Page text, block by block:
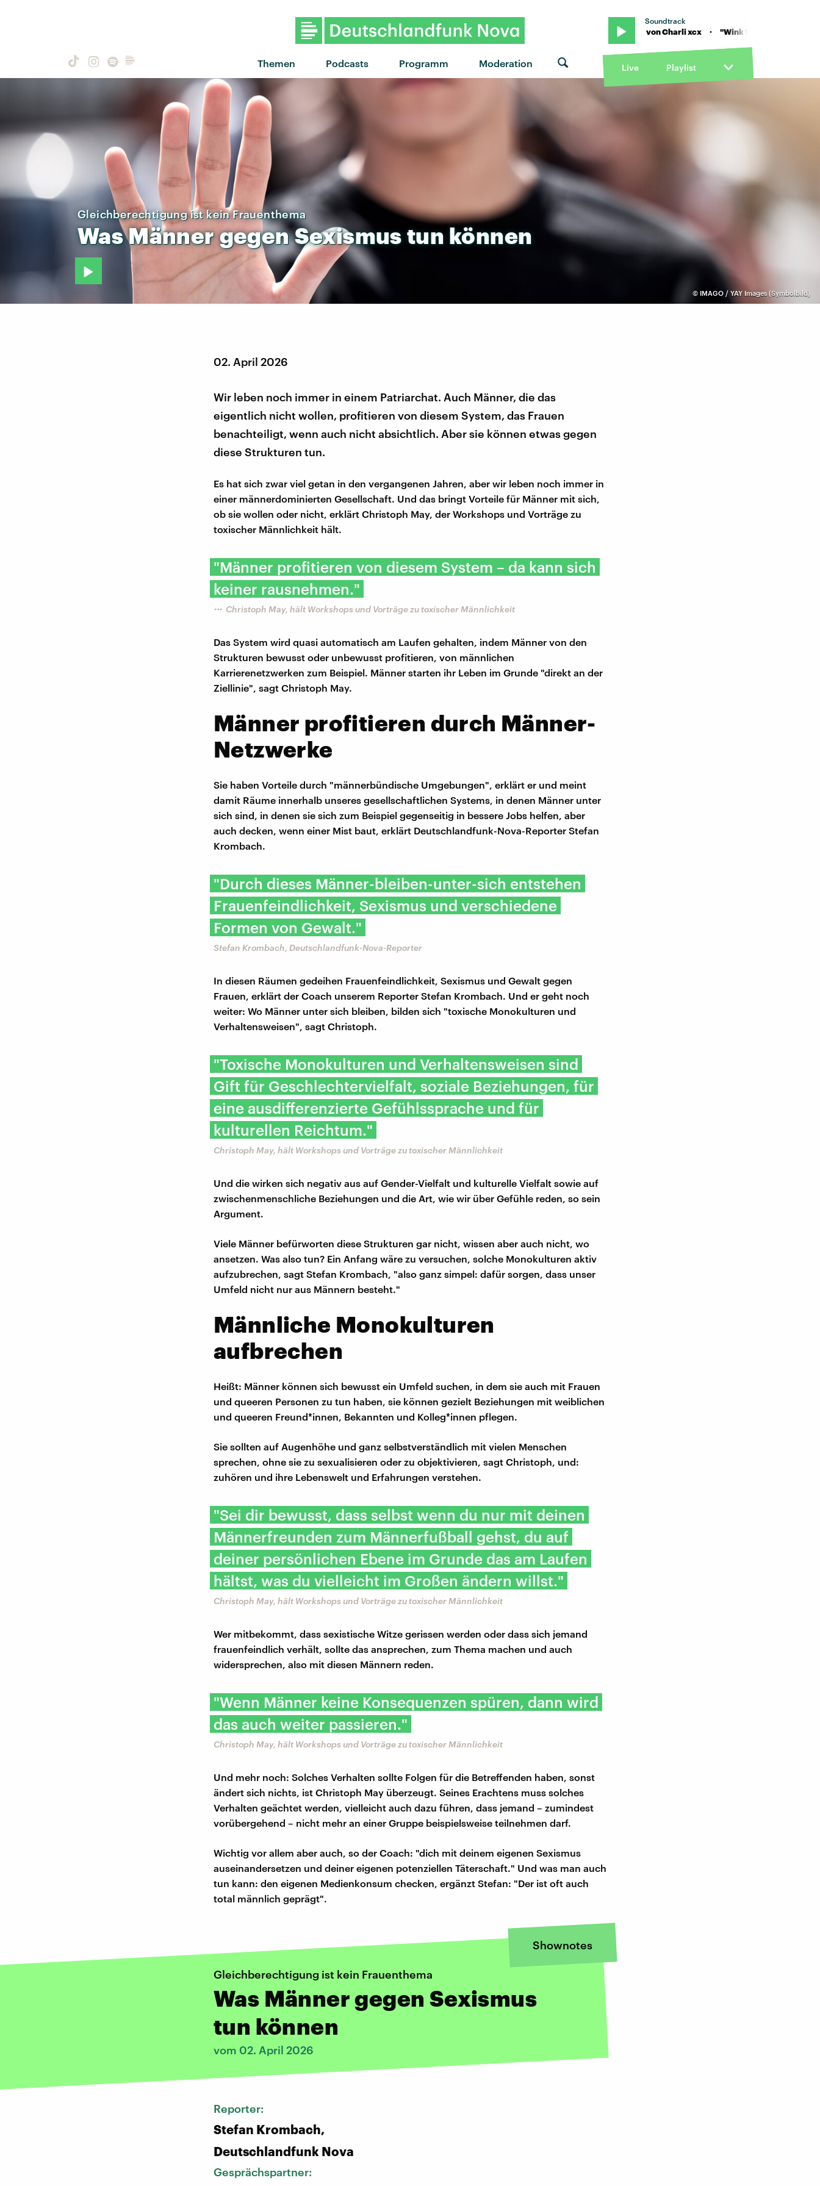
Themen Podcasts Programm Moderation
Soundtrack
"Wink Wink" von Charli xcx · "Wink Wink" von Charli xcx · "Wink Wink" von Charli xcx
Live Playlist
© IMAGO / YAY Images (Symbolbild)
Gleichberechtigung ist kein Frauenthema
WasMännergegenSexismustun können
02. April 2026
Wir leben noch immer in einem Patriarchat. Auch Männer, die das
eigentlich nicht wollen, profitieren von diesem System, das Frauen
benachteiligt, wenn auch nicht absichtlich. Aber sie können etwas gegen
diese Strukturen tun.
Es hat sich zwar viel getan in den vergangenen Jahren, aber wir leben noch immer in
einer männerdominierten Gesellschaft. Und das bringt Vorteile für Männer mit sich,
ob sie wollen oder nicht, erklärt Christoph May, der Workshops und Vorträge zu
toxischer Männlichkeit hält.
"Männer profitieren von diesem System – da kann sich
keiner rausnehmen."
Christoph May, hält Workshops und Vorträge zu toxischer Männlichkeit
Das System wird quasi automatisch am Laufen gehalten, indem Männer von den
Strukturen bewusst oder unbewusst profitieren, von männlichen
Karrierenetzwerken zum Beispiel. Männer starten ihr Leben im Grunde "direkt an der
Ziellinie", sagt Christoph May.
Männer profitieren durch Männer-
Netzwerke
Sie haben Vorteile durch "männerbündische Umgebungen", erklärt er und meint
damit Räume innerhalb unseres gesellschaftlichen Systems, in denen Männer unter
sich sind, in denen sie sich zum Beispiel gegenseitig in bessere Jobs helfen, aber
auch decken, wenn einer Mist baut, erklärt Deutschlandfunk-Nova-Reporter Stefan
Krombach.
"Durch dieses Männer-bleiben-unter-sich entstehen
Frauenfeindlichkeit, Sexismus und verschiedene
Formen von Gewalt."
Stefan Krombach, Deutschlandfunk-Nova-Reporter
In diesen Räumen gedeihen Frauenfeindlichkeit, Sexismus und Gewalt gegen
Frauen, erklärt der Coach unserem Reporter Stefan Krombach. Und er geht noch
weiter: Wo Männer unter sich bleiben, bilden sich "toxische Monokulturen und
Verhaltensweisen", sagt Christoph.
"Toxische Monokulturen und Verhaltensweisen sind
Gift für Geschlechtervielfalt, soziale Beziehungen, für
eine ausdifferenzierte Gefühlssprache und für
kulturellen Reichtum."
Christoph May, hält Workshops und Vorträge zu toxischer Männlichkeit
Und die wirken sich negativ aus auf Gender-Vielfalt und kulturelle Vielfalt sowie auf
zwischenmenschliche Beziehungen und die Art, wie wir über Gefühle reden, so sein
Argument.
Viele Männer befürworten diese Strukturen gar nicht, wissen aber auch nicht, wo
ansetzen. Was also tun? Ein Anfang wäre zu versuchen, solche Monokulturen aktiv
aufzubrechen, sagt Stefan Krombach, "also ganz simpel: dafür sorgen, dass unser
Umfeld nicht nur aus Männern besteht."
Männliche Monokulturen
aufbrechen
Heißt: Männer können sich bewusst ein Umfeld suchen, in dem sie auch mit Frauen
und queeren Personen zu tun haben, sie können gezielt Beziehungen mit weiblichen
und queeren Freund*innen, Bekannten und Kolleg*innen pflegen.
Sie sollten auf Augenhöhe und ganz selbstverständlich mit vielen Menschen
sprechen, ohne sie zu sexualisieren oder zu objektivieren, sagt Christoph, und:
zuhören und ihre Lebenswelt und Erfahrungen verstehen.
"Sei dir bewusst, dass selbst wenn du nur mit deinen
Männerfreunden zum Männerfußball gehst, du auf
deiner persönlichen Ebene im Grunde das am Laufen
hältst, was du vielleicht im Großen ändern willst."
Christoph May, hält Workshops und Vorträge zu toxischer Männlichkeit
Wer mitbekommt, dass sexistische Witze gerissen werden oder dass sich jemand
frauenfeindlich verhält, sollte das ansprechen, zum Thema machen und auch
widersprechen, also mit diesen Männern reden.
"Wenn Männer keine Konsequenzen spüren, dann wird
das auch weiter passieren."
Christoph May, hält Workshops und Vorträge zu toxischer Männlichkeit
Und mehr noch: Solches Verhalten sollte Folgen für die Betreffenden haben, sonst
ändert sich nichts, ist Christoph May überzeugt. Seines Erachtens muss solches
Verhalten geächtet werden, vielleicht auch dazu führen, dass jemand – zumindest
vorübergehend – nicht mehr an einer Gruppe beispielsweise teilnehmen darf.
Wichtig vor allem aber auch, so der Coach: "dich mit deinem eigenen Sexismus
auseinandersetzen und deiner eigenen potenziellen Täterschaft." Und was man auch
tun kann: den eigenen Medienkonsum checken, ergänzt Stefan: "Der ist oft auch
total männlich geprägt".
Shownotes
Gleichberechtigung ist kein Frauenthema
Was Männer gegen Sexismus
tun können
vom 02. April 2026
Reporter:
Stefan Krombach,
Deutschlandfunk Nova
Gesprächspartner: